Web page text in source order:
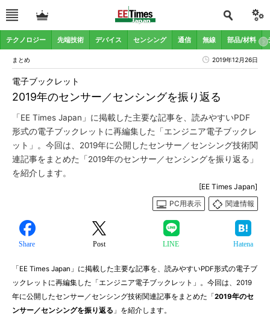
テクノロジー 先端技術 デバイス センシング 通信 無線 部品/材料
まとめ 2019年12月26日
2019年のセンサー／センシングを振り返る
電子ブックレット
「EE Times Japan」に掲載した主要な記事を、読みやすいPDF
形式の電子ブックレットに再編集した「エンジニア電子ブックレ
ット」。今回は、2019年に公開したセンサー／センシング技術関
連記事をまとめた「2019年のセンサー／センシングを振り返る」
を紹介します。
[EE Times Japan]
PC用表示
関連情報
Share Post LINE Hatena
「EE Times Japan」に掲載した主要な記事を、読みやすいPDF形式の電子ブ
ックレットに再編集した「エンジニア電子ブックレット」。今回は、2019
年に公開したセンサー／センシング技術関連記事をまとめた「 2019年のセ
ンサー／センシングを振り返る 」を紹介します。